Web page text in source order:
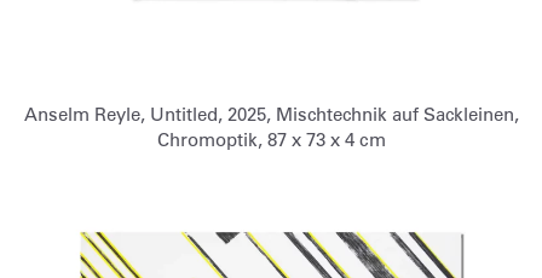
Anselm Reyle, Untitled, 2025, Mischtechnik auf Sackleinen,
Chromoptik, 87 x 73 x 4 cm